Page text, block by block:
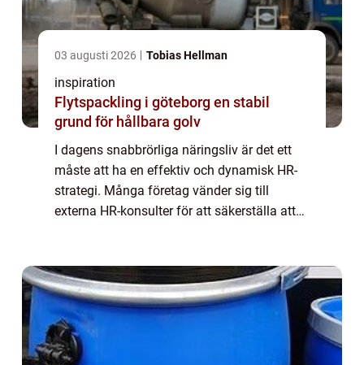
03 augusti 2026 Tobias Hellman
inspiration
Flytspackling i göteborg en stabil
grund för hållbara golv
I dagens snabbrörliga näringsliv är det ett
måste att ha en effektiv och dynamisk HR-
strategi. Många företag vänder sig till
externa HR-konsulter för att säkerställa att